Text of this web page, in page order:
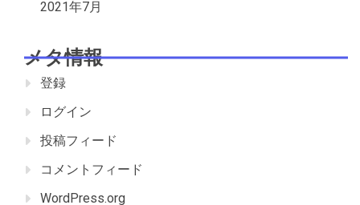
2021年7月
メタ情報
登録
ログイン
投稿フィード
コメントフィード
WordPress.org